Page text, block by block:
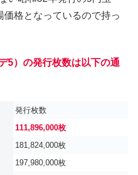
格となっているので持っ
5）の発行枚数は以下の通
発行枚数
111,896,000枚
181,824,000枚
197,980,000枚